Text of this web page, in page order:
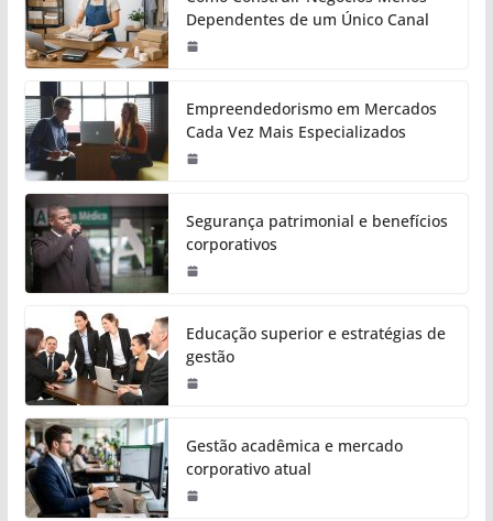
Dependentes de um Único Canal
Empreendedorismo em Mercados
Cada Vez Mais Especializados
Segurança patrimonial e benefícios
corporativos
Educação superior e estratégias de
gestão
Gestão acadêmica e mercado
corporativo atual